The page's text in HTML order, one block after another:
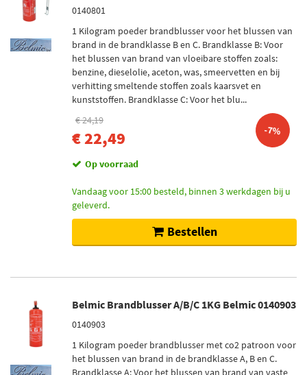
0140801
1 Kilogram poeder brandblusser voor het blussen van
brand in de brandklasse B en C. Brandklasse B: Voor
het blussen van brand van vloeibare stoffen zoals:
benzine, dieselolie, aceton, was, smeervetten en bij
verhitting smeltende stoffen zoals kaarsvet en
kunststoffen. Brandklasse C: Voor het blu...
€ 24,19
€ 22,49 -7%
Op voorraad
Vandaag voor 15:00 besteld, binnen 3 werkdagen bij u
geleverd.
Bestellen
Belmic Brandblusser A/B/C 1KG Belmic 0140903
0140903
1 Kilogram poeder brandblusser met co2 patroon voor
het blussen van brand in de brandklasse A, B en C.
Brandklasse A: Voor het blussen van brand van vaste